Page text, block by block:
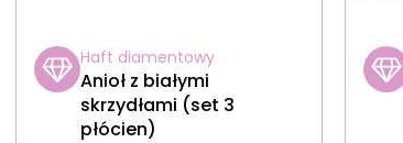
Haft diamentowy
Anioł z białymi
skrzydłami (set 3
płócien)